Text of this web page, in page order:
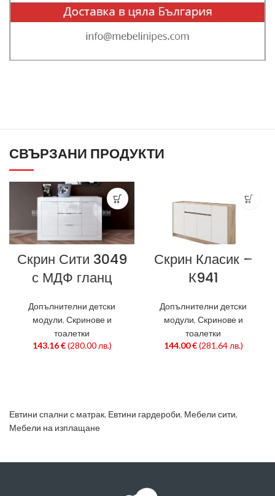
СВЪРЗАНИ ПРОДУКТИ
Скрин Сити 3049
с МДФ гланц
Допълнителни детски
модули, Скринове и
тоалетки
143.16€ (280.00 лв.)
Скрин Класик –
К941
Допълнителни детски
модули, Скринове и
тоалетки
144.00€ (281.64 лв.)
Евтини спални с матрак, Евтини гардероби, Мебели сити,
Мебели на изплащане